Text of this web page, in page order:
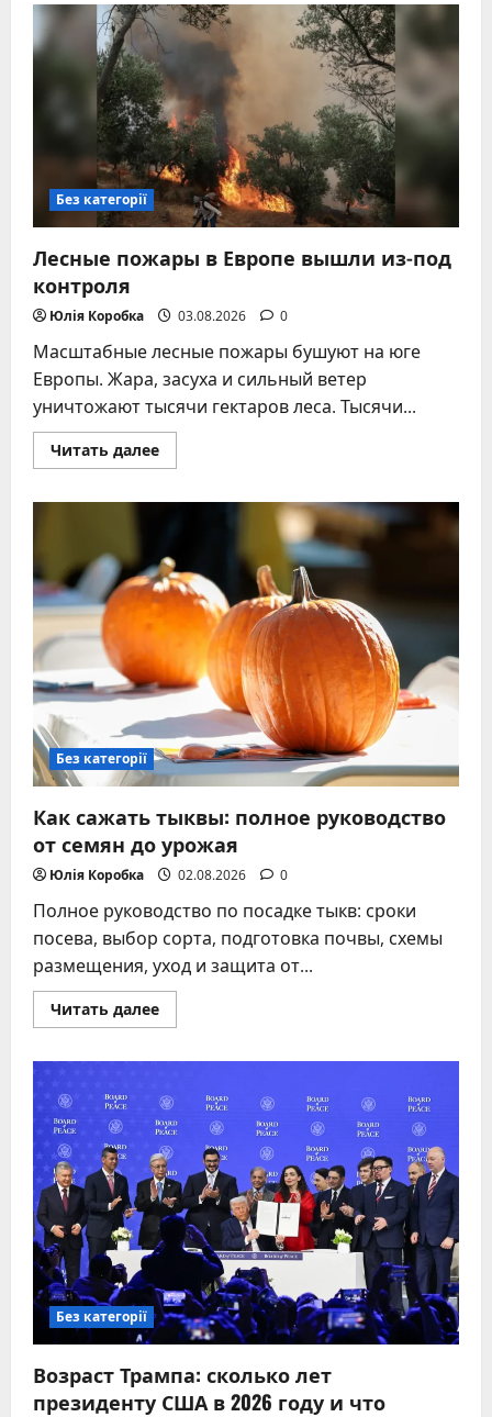
желающих
под
угрозой
из-
за
кризиса
лидерства
в
ЕС
Без категорії
Лесные пожары в Европе вышли из-под
контроля
Юлія Коробка 03.08.2026 0
Масштабные лесные пожары бушуют на юге
Европы. Жара, засуха и сильный ветер
уничтожают тысячи гектаров леса. Тысячи...
Читать далееПрочитать
больше
вышли
из-
под
контроля
Без категорії
Как сажать тыквы: полное руководство
от семян до урожая
Юлія Коробка 02.08.2026 0
Полное руководство по посадке тыкв: сроки
посева, выбор сорта, подготовка почвы, схемы
размещения, уход и защита от...
Читать далееПрочитать
больше
полное
руководство
от
семян
до
урожая
Без категорії
Возраст Трампа: сколько лет
президенту США в 2026 году и что